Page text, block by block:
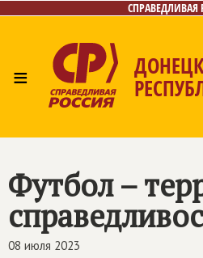
СПРАВЕДЛИВАЯ
≡
Футбол –
08 июля 2023